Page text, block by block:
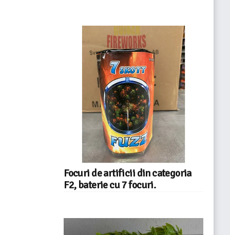
Focuri de artificii din categoria
F2, baterie cu 7 focuri.